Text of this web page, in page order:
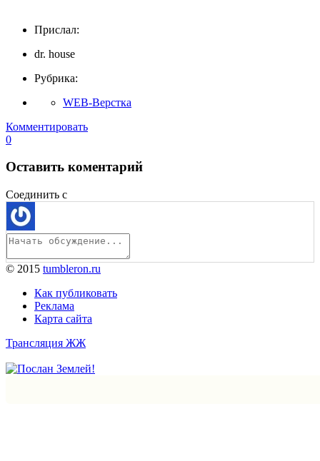
Прислал:
dr. house
Рубрика:
WEB-Верстка
Комментировать
0
Оставить коментарий
Соединить с
© 2015 tumbleron.ru
Как публиковать
Реклама
Карта сайта
Трансляция ЖЖ